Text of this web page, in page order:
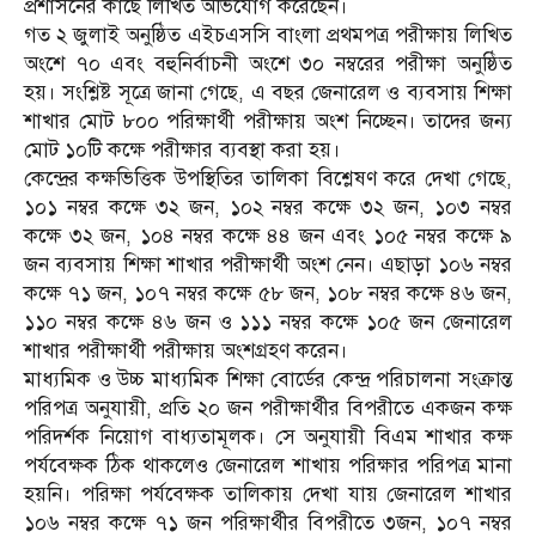
প্রশাসনের কাছে লিখিত অভিযোগ করেছেন।
গত ২ জুলাই অনুষ্ঠিত এইচএসসি বাংলা প্রথমপত্র পরীক্ষায় লিখিত
অংশে ৭০ এবং বহুনির্বাচনী অংশে ৩০ নম্বরের পরীক্ষা অনুষ্ঠিত
হয়। সংশ্লিষ্ট সূত্রে জানা গেছে, এ বছর জেনারেল ও ব্যবসায় শিক্ষা
শাখার মোট ৮০০ পরিক্ষার্থী পরীক্ষায় অংশ নিচ্ছেন। তাদের জন্য
মোট ১০টি কক্ষে পরীক্ষার ব্যবস্থা করা হয়।
কেন্দ্রের কক্ষভিত্তিক উপস্থিতির তালিকা বিশ্লেষণ করে দেখা গেছে,
১০১ নম্বর কক্ষে ৩২ জন, ১০২ নম্বর কক্ষে ৩২ জন, ১০৩ নম্বর
কক্ষে ৩২ জন, ১০৪ নম্বর কক্ষে ৪৪ জন এবং ১০৫ নম্বর কক্ষে ৯
জন ব্যবসায় শিক্ষা শাখার পরীক্ষার্থী অংশ নেন। এছাড়া ১০৬ নম্বর
কক্ষে ৭১ জন, ১০৭ নম্বর কক্ষে ৫৮ জন, ১০৮ নম্বর কক্ষে ৪৬ জন,
১১০ নম্বর কক্ষে ৪৬ জন ও ১১১ নম্বর কক্ষে ১০৫ জন জেনারেল
শাখার পরীক্ষার্থী পরীক্ষায় অংশগ্রহণ করেন।
মাধ্যমিক ও উচ্চ মাধ্যমিক শিক্ষা বোর্ডের কেন্দ্র পরিচালনা সংক্রান্ত
পরিপত্র অনুযায়ী, প্রতি ২০ জন পরীক্ষার্থীর বিপরীতে একজন কক্ষ
পরিদর্শক নিয়োগ বাধ্যতামূলক। সে অনুযায়ী বিএম শাখার কক্ষ
পর্যবেক্ষক ঠিক থাকলেও জেনারেল শাখায় পরিক্ষার পরিপত্র মানা
হয়নি। পরিক্ষা পর্যবেক্ষক তালিকায় দেখা যায় জেনারেল শাখার
১০৬ নম্বর কক্ষে ৭১ জন পরিক্ষার্থীর বিপরীতে ৩জন, ১০৭ নম্বর